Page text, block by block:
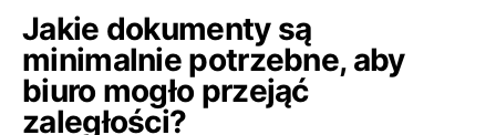
Jakie dokumenty są
minimalnie potrzebne, aby
biuro mogło przejąć
zaległości?